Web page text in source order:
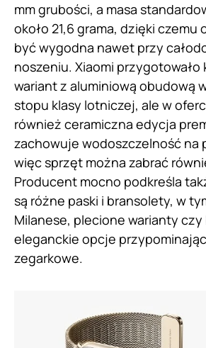
mm grubości, a masa
około 21,6 grama, dzięki czemu
być wygodna nawet przy
noszeniu. Xiaomi przygotowało
wariant z aluminiową obudową
stopu klasy lotniczej, ale w
również ceramiczna edycja
zachowuje wodoszczelność na
więc sprzęt można zabrać
Producent mocno podkreśla
są różne paski i bransolety, w
Milanese, plecione warianty
eleganckie opcje
zegarkowe.